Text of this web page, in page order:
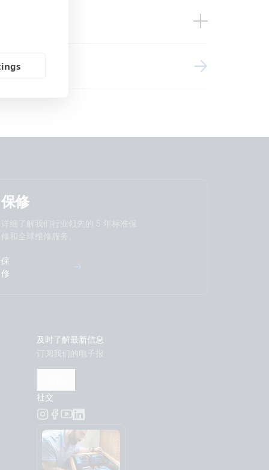
BMS NG 600Ah NG Li HP
Lynx Class-T Smart BMS-NG
Zeus regulator
GX Touch 70 SBP-220 MPPT 100/50
100/50 Orion XS BMV-712
保修
详细了解我们行业领先的 5 年标准保
修和全球维修服务。
保
修
及时了解最新信息
订阅我们的电子报
社交